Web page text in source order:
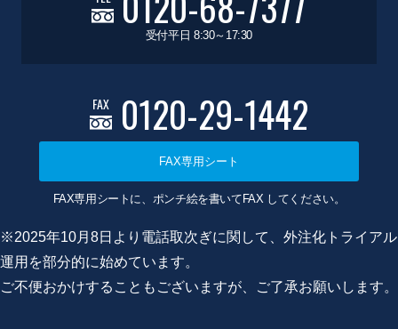
受付平日 8:30～17:30
FAX 0120-29-1442
FAX専用シート
FAX専用シートに、ポンチ絵を書いてFAX してください。
※2025年10月8日より電話取次ぎに関して、外注化トライアル
運用を部分的に始めています。
ご不便おかけすることもございますが、ご了承お願いします。